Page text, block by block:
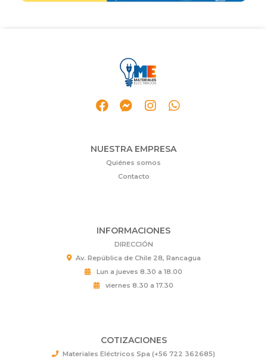
NUESTRA EMPRESA
Quiénes somos
Contacto
INFORMACIONES
DIRECCIÓN
Av. República de Chile 28, Rancagua
Lun a jueves 8.30 a 18.00
viernes 8.30 a 17.30
COTIZACIONES
Materiales Eléctricos Spa (+56 722 362685)